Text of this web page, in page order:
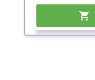
